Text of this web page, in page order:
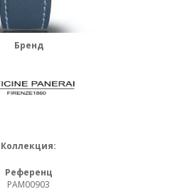
Бренд
Коллекция:
Референц
PAM00903